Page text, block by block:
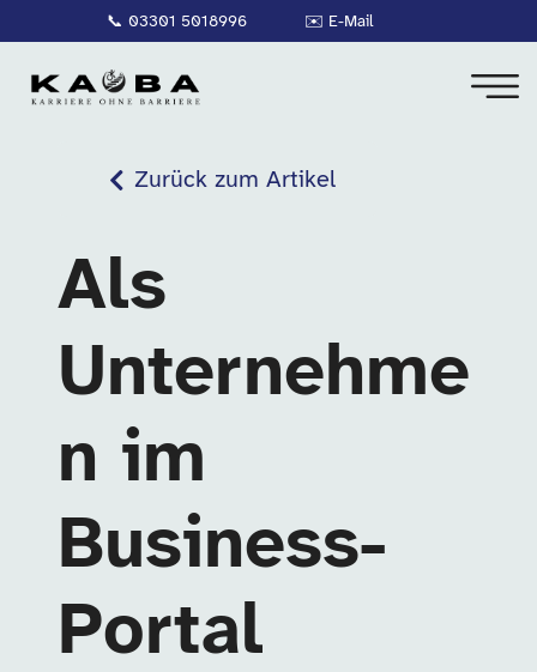
📞 03301 5018996 ✉️ E-Mail
Zurück zum Artikel
Als
Unternehme
n im
Business-
Portal